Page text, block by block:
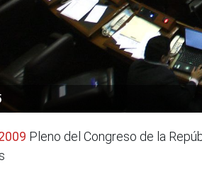
Pleno del Congreso de la